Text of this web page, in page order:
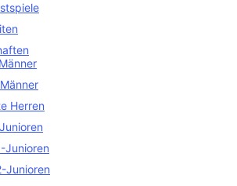
Herren
Junioren
Junioren